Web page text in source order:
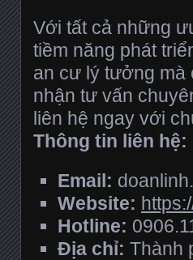
Với tất cả những
tiềm năng phát
an cư lý tưởng mà
nhận tư vấn
liên hệ ngay với
Thông tin liên hệ:
Email:
Website:
Hotline:
Địa chỉ: Thành